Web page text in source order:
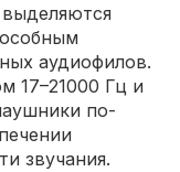
аудиофилов.
17–21000 Гц и
по-
звучания.